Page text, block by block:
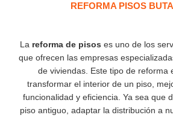
REFORMA PISOS
La reforma de pisos es uno de los
que ofrecen las empresas
de viviendas. Este tipo de reforma
transformar el interior de un piso,
funcionalidad y eficiencia. Ya sea que
piso antiguo, adaptar la distribución a